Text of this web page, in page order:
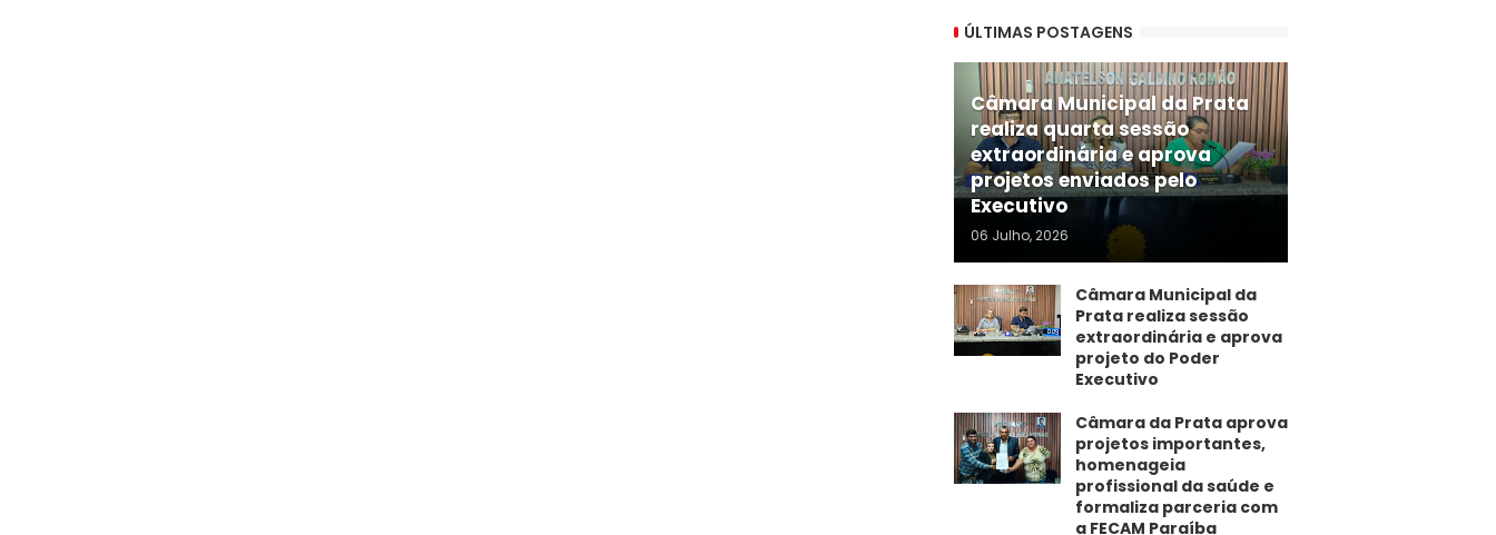
ÚLTIMAS POSTAGENS
Câmara Municipal da Prata
realiza quarta sessão
extraordinária e aprova
projetos enviados pelo
Executivo
06 Julho, 2026
Câmara Municipal da
Prata realiza sessão
extraordinária e aprova
projeto do Poder
Executivo
​Câmara da Prata aprova
projetos importantes,
homenageia
profissional da saúde e
formaliza parceria com
a FECAM Paraíba